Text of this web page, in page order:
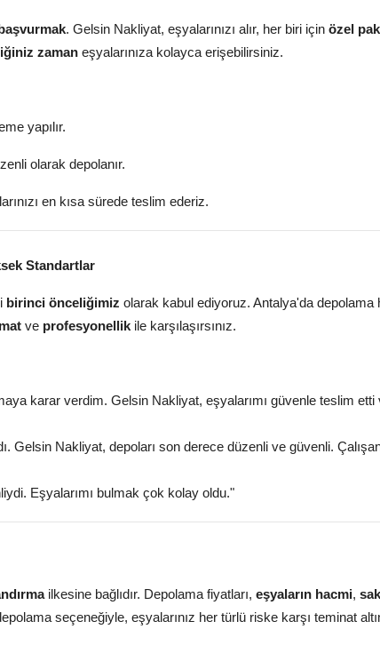
. Gelsin Nakliyat, eşyalarınızı alır, her biri için özel
zaman eşyalarınıza kolayca erişebilirsiniz.
yapılır.
olarak depolanır.
en kısa sürede teslim ederiz.
Standartlar
birinci önceliğimiz olarak kabul ediyoruz. Antalya'da depolama
ve profesyonellik ile karşılaşırsınız.
karar verdim. Gelsin Nakliyat, eşyalarımı güvenle teslim etti
Gelsin Nakliyat, depoları son derece düzenli ve güvenli.
Eşyalarımı bulmak çok kolay oldu."
ilkesine bağlıdır. Depolama fiyatları, eşyaların hacmi,
seçeneğiyle, eşyalarınız her türlü riske karşı teminat